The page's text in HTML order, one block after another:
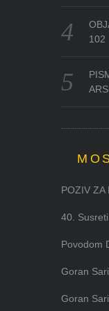
102
POZIV ZA
40. Susreti
Povodom
Goran
Goran